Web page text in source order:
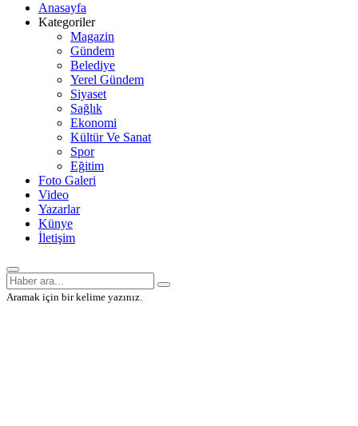
Anasayfa
Kategoriler
Magazin
Gündem
Belediye
Yerel Gündem
Siyaset
Sağlık
Ekonomi
Kültür Ve Sanat
Spor
Eğitim
Foto Galeri
Video
Yazarlar
Künye
İletişim
Aramak için bir kelime yazınız.